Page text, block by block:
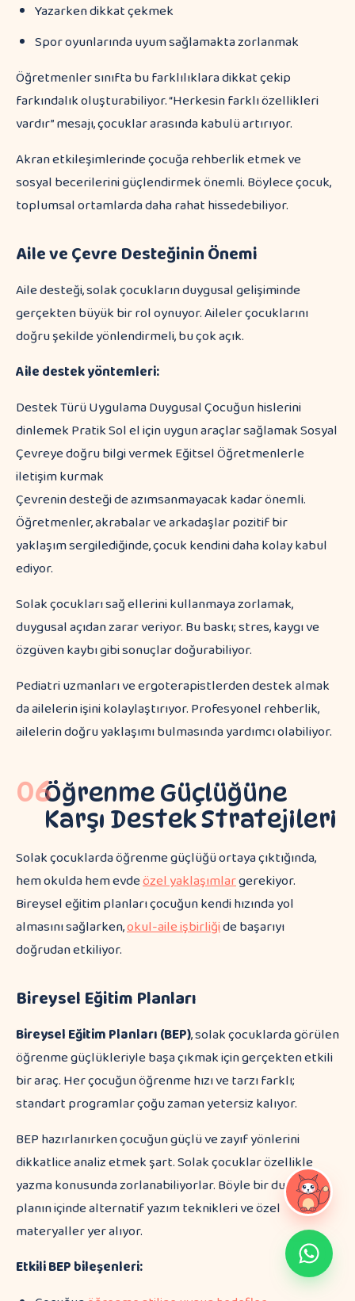
Yazarken dikkat çekmek
Spor oyunlarında uyum sağlamakta zorlanmak
Öğretmenler sınıfta bu farklılıklara dikkat çekip
farkındalık oluşturabiliyor. “Herkesin farklı özellikleri
vardır” mesajı, çocuklar arasında kabulü artırıyor.
Akran etkileşimlerinde çocuğa rehberlik etmek ve
sosyal becerilerini güçlendirmek önemli. Böylece çocuk,
toplumsal ortamlarda daha rahat hissedebiliyor.
Aile ve Çevre Desteğinin Önemi
Aile desteği, solak çocukların duygusal gelişiminde
gerçekten büyük bir rol oynuyor. Aileler çocuklarını
doğru şekilde yönlendirmeli, bu çok açık.
Aile destek yöntemleri:
Destek Türü Uygulama Duygusal Çocuğun hislerini
dinlemek Pratik Sol el için uygun araçlar sağlamak Sosyal
Çevreye doğru bilgi vermek Eğitsel Öğretmenlerle
iletişim kurmak
Çevrenin desteği de azımsanmayacak kadar önemli.
Öğretmenler, akrabalar ve arkadaşlar pozitif bir
yaklaşım sergilediğinde, çocuk kendini daha kolay kabul
ediyor.
Solak çocukları sağ ellerini kullanmaya zorlamak,
duygusal açıdan zarar veriyor. Bu baskı; stres, kaygı ve
özgüven kaybı gibi sonuçlar doğurabiliyor.
Pediatri uzmanları ve ergoterapistlerden destek almak
da ailelerin işini kolaylaştırıyor. Profesyonel rehberlik,
ailelerin doğru yaklaşımı bulmasında yardımcı olabiliyor.
06Öğrenme Güçlüğüne
Karşı Destek Stratejileri
Solak çocuklarda öğrenme güçlüğü ortaya çıktığında,
hem okulda hem evdeözel yaklaşımlargerekiyor.
Bireysel eğitim planları çocuğun kendi hızında yol
almasını sağlarken,okul-aile işbirliğide başarıyı
doğrudan etkiliyor.
Bireysel Eğitim Planları
Bireysel Eğitim Planları (BEP), solak çocuklarda görülen
öğrenme güçlükleriyle başa çıkmak için gerçekten etkili
bir araç. Her çocuğun öğrenme hızı ve tarzı farklı;
standart programlar çoğu zaman yetersiz kalıyor.
BEP hazırlanırken çocuğun güçlü ve zayıf yönlerini
dikkatlice analiz etmek şart. Solak çocuklar özellikle
yazma konusunda zorlanabiliyorlar. Böyle bir durumda,
planın içinde alternatif yazım teknikleri ve özel
materyaller yer alıyor.
Etkili BEP bileşenleri: